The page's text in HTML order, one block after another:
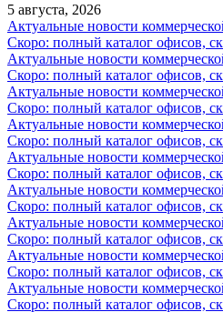
5 августа, 2026
Актуальные новости
Скоро: полный каталог офисов,
Актуальные новости
Скоро: полный каталог офисов,
Актуальные новости
Скоро: полный каталог офисов,
Актуальные новости
Скоро: полный каталог офисов,
Актуальные новости
Скоро: полный каталог офисов,
Актуальные новости
Скоро: полный каталог офисов,
Актуальные новости
Скоро: полный каталог офисов,
Актуальные новости
Скоро: полный каталог офисов,
Актуальные новости
Скоро: полный каталог офисов,